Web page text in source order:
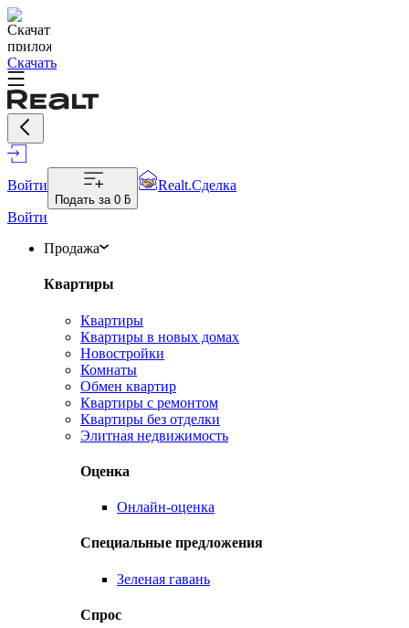
Скачать
Войти
Подать за 0 ƃ
Realt.Сделка
Войти
Продажа
Квартиры
Квартиры
Квартиры в новых домах
Новостройки
Комнаты
Обмен квартир
Квартиры с ремонтом
Квартиры без отделки
Элитная недвижимость
Оценка
Онлайн-оценка
Специальные предложения
Зеленая гавань
Спрос